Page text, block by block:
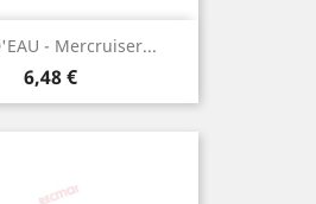
- Mercruiser...
Prix
6,48 €